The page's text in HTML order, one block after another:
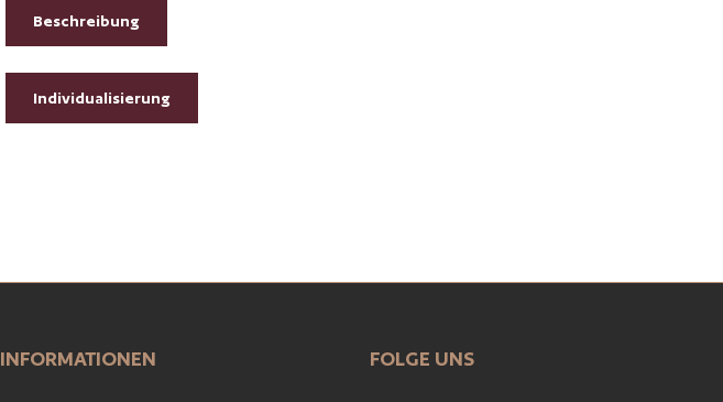
Beschreibung
Individualisierung
INFORMATIONEN FOLGE UNS